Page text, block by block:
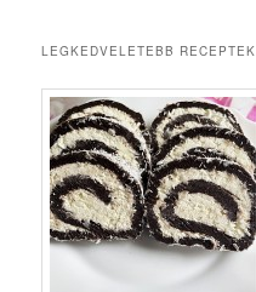
LEGKEDVELETEBB RECEPTEK